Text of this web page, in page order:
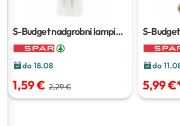
S-Budget nadgrobni lampion
Ornament 1 kom
do 18.08
1,59 € 2,29 €
S-
200 g
do
5,99 €